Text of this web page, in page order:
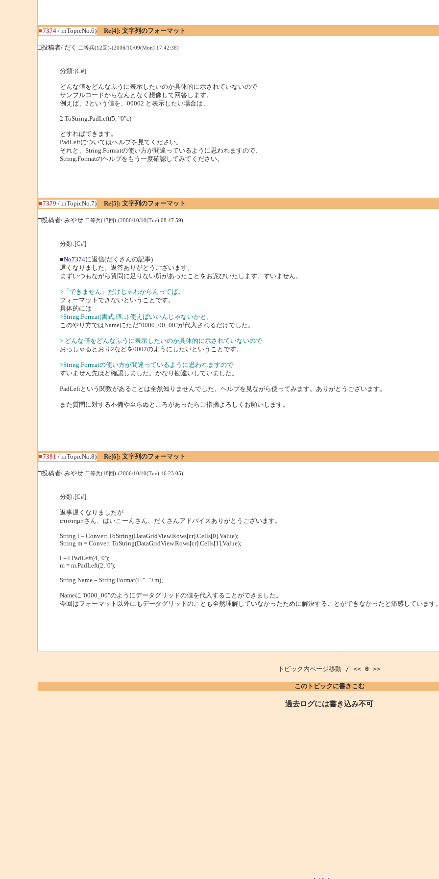
■7374/ inTopicNo.6) Re[4]: 文字列のフォーマット
□投稿者/ だく 二等兵(12回)-(2006/10/09(Mon) 17:42:38)
分類:[C#]
どんな値をどんなふうに表示したいのか具体的に示されていないので
サンプルコードからなんとなく想像して回答します。
例えば、2という値を、00002 と表示したい場合は、
2.ToString.PadLeft(5, "0"c)
とすればできます。
PadLeftについてはヘルプを見てください。
それと、String.Formatの使い方が間違っているように思われますので、
String.Formatのヘルプをもう一度確認してみてください。
■7379 / inTopicNo.7) Re[5]: 文字列のフォーマット
□投稿者/ みやせ 二等兵(17回)-(2006/10/10(Tue) 08:47:59)
分類:[C#]
■No7374に返信(だくさんの記事)
遅くなりました。返答ありがとうございます。
まずいつもながら質問に足りない所があったことをお詫びいたします。すいません。
>「できません」だけじゃわからんってば。
フォーマットできないということです。
具体的には
>String.Format(書式,値...) 使えばいいんじゃないかと。
このやり方ではNameにただ"0000_00_00"が代入されるだけでした。
> どんな値をどんなふうに表示したいのか具体的に示されていないので
おっしゃるとおり2などを0002のようにしたいということです。
>String.Formatの使い方が間違っているように思われますので
すいません先ほど確認しました。かなり勘違いしていました。
PadLeftという関数があることは全然知りませんでした。ヘルプを見ながら使ってみます。ありがとうございます。
また質問に対する不備や至らぬところがあったらご指摘よろしくお願いします。
■7391 / inTopicNo.8) Re[6]: 文字列のフォーマット
□投稿者/ みやせ 二等兵(18回)-(2006/10/10(Tue) 16:23:05)
分類:[C#]
返事遅くなりましたが
επιστημηさん、はいこーんさん、だくさんアドバイスありがとうございます。
String l = Convert.ToString(DataGridView.Rows[cr].Cells[0].Value);
String m = Convert.ToString(DataGridView.Rows[cr].Cells[1].Value);
l = l.PadLeft(4, '0');
m = m.PadLeft(2, '0');
String Name = String.Format(l+"_"+m);
Nameに"0000_00"のようにデータグリッドの値を代入することができました。
今回はフォーマット以外にもデータグリッドのことも全然理解していなかったために解決することができなかったと痛感しています
トピック内ページ移動 / << 0 >>
このトピックに書きこむ
過去ログには書き込み不可